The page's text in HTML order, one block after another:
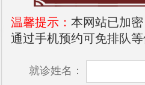
温馨提示： 本网站已加
通过手机预约可免排队等
就诊姓名：